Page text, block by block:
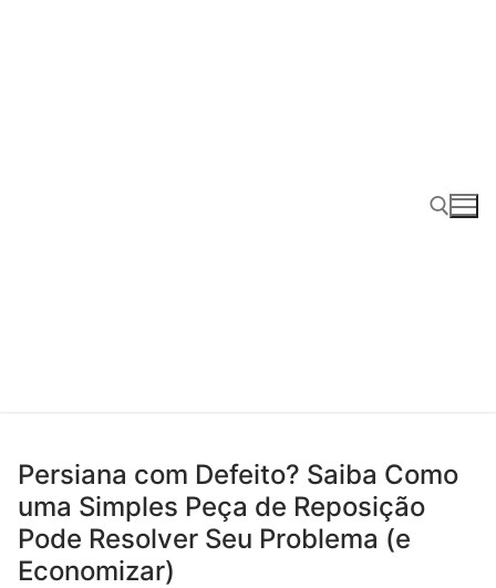
Persiana com Defeito? Saiba Como
uma Simples Peça de Reposição
Pode Resolver Seu Problema (e
Economizar)